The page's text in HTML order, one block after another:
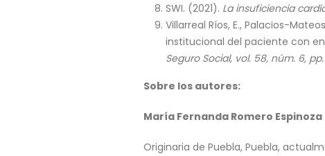
SWI. (2021). La insuficiencia
Villarreal Ríos, E., Palacios-
institucional del paciente con
Seguro Social, vol. 58, núm. 6,
Sobre los autores:
María Fernanda Romero Espinoza
Originaria de Puebla, Puebla,